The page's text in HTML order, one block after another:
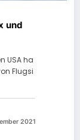
und
USA ha
Flugsi
2021